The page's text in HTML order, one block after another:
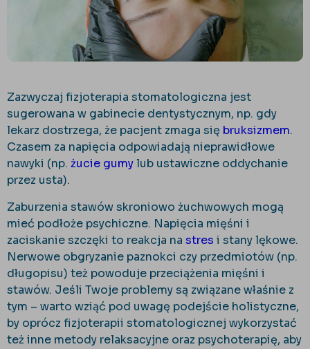
Zazwyczaj fizjoterapia stomatologiczna jest
sugerowana w gabinecie dentystycznym, np. gdy
lekarz dostrzega, że pacjent zmaga się bruksizmem.
Czasem za napięcia odpowiadają nieprawidłowe
nawyki (np. żucie gumylub ustawiczne oddychanie
przez usta).
Zaburzenia stawów skroniowo żuchwowych mogą
mieć podłoże psychiczne. Napięcia mięśni i
zaciskanie szczęki to reakcja na stres i stany lękowe.
Nerwowe obgryzanie paznokci czy przedmiotów (np.
długopisu) też powoduje przeciążenia mięśni i
stawów. Jeśli Twoje problemy są związane właśnie z
tym – warto wziąć pod uwagę podejście holistyczne,
by oprócz fizjoterapii stomatologicznej wykorzystać
też inne metody relaksacyjne oraz psychoterapię, aby